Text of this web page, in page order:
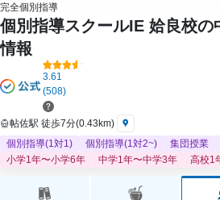
完全個別指導
個別指導スクールIE 姶良校の
情報
3.61
(508)
帖佐駅 徒歩7分(0.43km)
個別指導(1対1)
個別指導(1対2~) 集団授業
小学1年〜小学6年
中学1年〜中学3年 高校1